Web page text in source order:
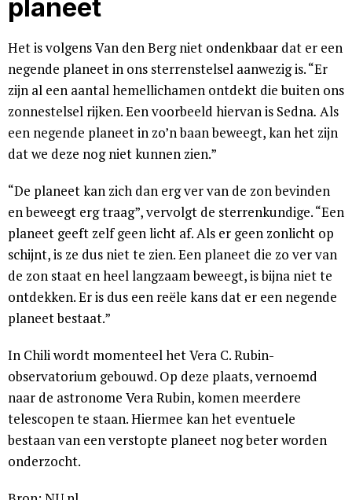
planeet
Het is volgens Van den Berg niet ondenkbaar dat er een
negende planeet in ons sterrenstelsel aanwezig is. “Er
zijn al een aantal hemellichamen ontdekt die buiten ons
zonnestelsel rijken. Een voorbeeld hiervan is Sedna. Als
een negende planeet in zo’n baan beweegt, kan het zijn
dat we deze nog niet kunnen zien.”
“De planeet kan zich dan erg ver van de zon bevinden
en beweegt erg traag”, vervolgt de sterrenkundige. “Een
planeet geeft zelf geen licht af. Als er geen zonlicht op
schijnt, is ze dus niet te zien. Een planeet die zo ver van
de zon staat en heel langzaam beweegt, is bijna niet te
ontdekken. Er is dus een reële kans dat er een negende
planeet bestaat.”
In Chili wordt momenteel het Vera C. Rubin-
observatorium gebouwd. Op deze plaats, vernoemd
naar de astronome Vera Rubin, komen meerdere
telescopen te staan. Hiermee kan het eventuele
bestaan van een verstopte planeet nog beter worden
onderzocht.